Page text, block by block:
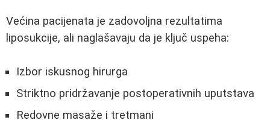
Većina pacijenata je zadovoljna rezultatima
liposukcije, ali naglašavaju da je ključ uspeha:
Izbor iskusnog hirurga
Striktno pridržavanje postoperativnih uputstava
Redovne masaže i tretmani